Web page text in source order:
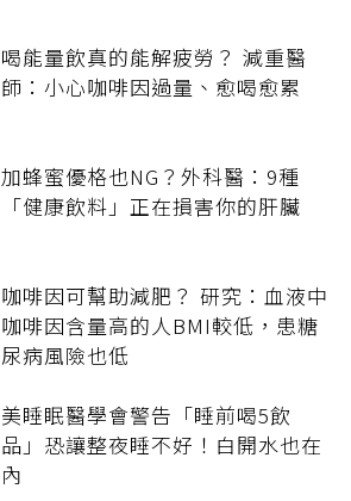
喝能量飲真的能解疲勞？ 減重醫
師：小心咖啡因過量、愈喝愈累
加蜂蜜優格也NG？外科醫：9種
「健康飲料」正在損害你的肝臟
咖啡因可幫助減肥？ 研究：血液中
咖啡因含量高的人BMI較低，患糖
尿病風險也低
美睡眠醫學會警告「睡前喝5飲
品」恐讓整夜睡不好！白開水也在
內